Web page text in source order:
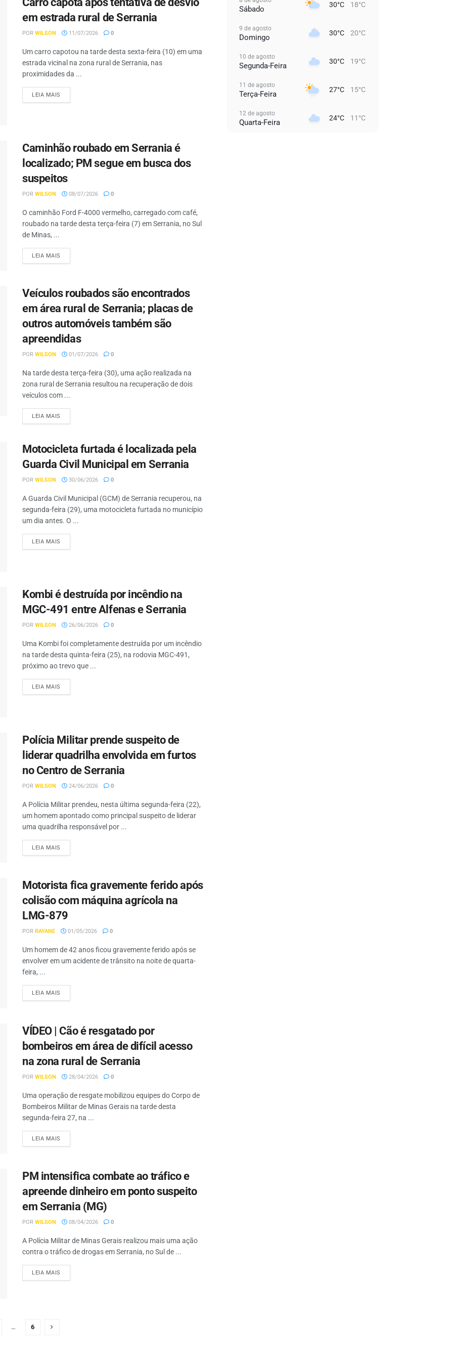
em estrada rural de Serrania
POR WILSON 11/07/2026 0
Um carro capotou na tarde desta sexta-feira (10) em uma
estrada vicinal na zona rural de Serrania, nas
proximidades da ...
LEIA MAIS
Caminhão roubado em Serrania é
localizado; PM segue em busca dos
suspeitos
POR WILSON 08/07/2026 0
O caminhão Ford F-4000 vermelho, carregado com café,
roubado na tarde desta terça-feira (7) em Serrania, no Sul
de Minas, ...
LEIA MAIS
Veículos roubados são encontrados
em área rural de Serrania; placas de
outros automóveis também são
apreendidas
POR WILSON 01/07/2026 0
Na tarde desta terça-feira (30), uma ação realizada na
zona rural de Serrania resultou na recuperação de dois
veículos com ...
LEIA MAIS
Motocicleta furtada é localizada pela
Guarda Civil Municipal em Serrania
POR WILSON 30/06/2026 0
A Guarda Civil Municipal (GCM) de Serrania recuperou, na
segunda-feira (29), uma motocicleta furtada no município
um dia antes. O ...
LEIA MAIS
Kombi é destruída por incêndio na
MGC-491 entre Alfenas e Serrania
POR WILSON 26/06/2026 0
Uma Kombi foi completamente destruída por um incêndio
na tarde desta quinta-feira (25), na rodovia MGC-491,
próximo ao trevo que ...
LEIA MAIS
Polícia Militar prende suspeito de
liderar quadrilha envolvida em furtos
no Centro de Serrania
POR WILSON 24/06/2026 0
A Polícia Militar prendeu, nesta última segunda-feira (22),
um homem apontado como principal suspeito de liderar
uma quadrilha responsável por ...
LEIA MAIS
Motorista fica gravemente ferido após
colisão com máquina agrícola na
LMG-879
POR RAYANE 01/05/2026 0
Um homem de 42 anos ficou gravemente ferido após se
envolver em um acidente de trânsito na noite de quarta-
feira, ...
LEIA MAIS
VÍDEO | Cão é resgatado por
bombeiros em área de difícil acesso
na zona rural de Serrania
POR WILSON 28/04/2026 0
Uma operação de resgate mobilizou equipes do Corpo de
Bombeiros Militar de Minas Gerais na tarde desta
segunda-feira 27, na ...
LEIA MAIS
PM intensifica combate ao tráfico e
apreende dinheiro em ponto suspeito
em Serrania (MG)
POR WILSON 08/04/2026 0
A Polícia Militar de Minas Gerais realizou mais uma ação
contra o tráfico de drogas em Serrania, no Sul de ...
LEIA MAIS
… 6
Sábado 30°C 18°C
9 de agosto
Domingo 30°C 20°C
10 de agosto
Segunda-Feira 30°C 19°C
11 de agosto
Terça-Feira 27°C 15°C
12 de agosto
Quarta-Feira 24°C 11°C